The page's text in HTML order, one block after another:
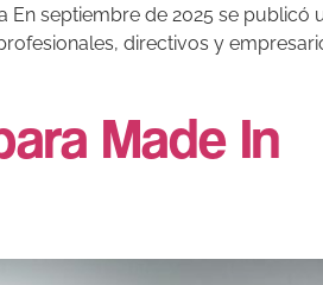
septiembre de 2025 se publicó
directivos y
Made In